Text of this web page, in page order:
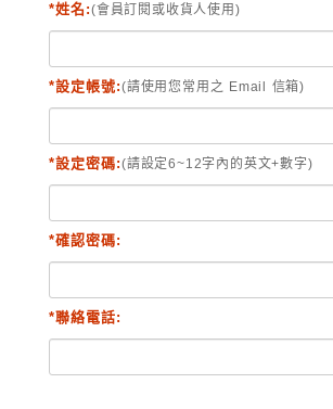
*姓名:(會員訂閱或收貨人使用)
*設定帳號:(請使用您常用之 Email 信箱)
*設定密碼:(請設定6~12字內的英文+數字)
*確認密碼:
*聯絡電話: